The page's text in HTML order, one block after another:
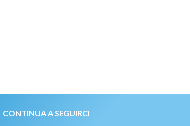
CONTINUA A SEGUIRCI